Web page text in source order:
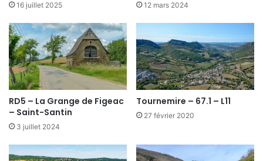
16 juillet 2025 12 mars 2024
RD5 – La Grange de Figeac
– Saint-Santin
3 juillet 2024
Tournemire – 67.1 – L11
27 février 2020